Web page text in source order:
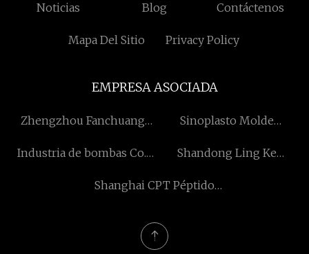
Noticias Blog Contáctenos
Mapa Del Sitio Privacy Policy
EMPRESA ASOCIADA
Zhengzhou Fanchuang
Ltd.
Sinoplasto Molde
Industria de bombas Co.,
Wassermann
Shandong Ling Ke
Limitado.
Shanghai CPT Péptido